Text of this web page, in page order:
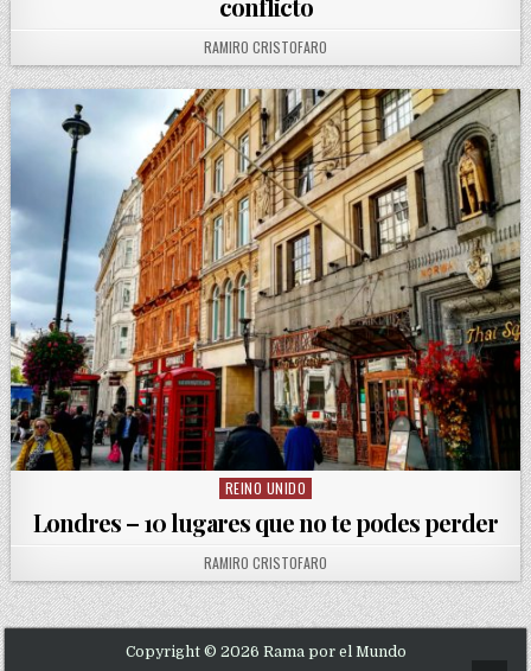
conflicto
AUTHOR:
RAMIRO CRISTOFARO
Posted in
REINO UNIDO
Londres – 10 lugares que no te podes perder
AUTHOR:
RAMIRO CRISTOFARO
Copyright © 2026 Rama por el Mundo